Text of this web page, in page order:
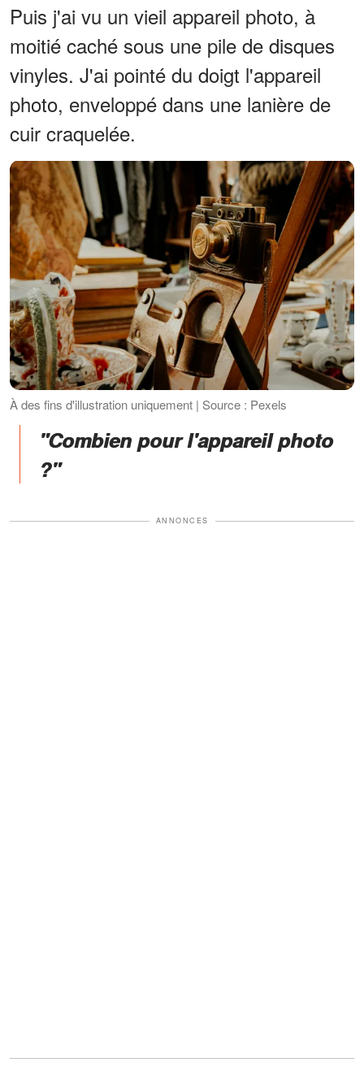
Puis j'ai vu un vieil appareil photo, à
moitié caché sous une pile de disques
vinyles. J'ai pointé du doigt l'appareil
photo, enveloppé dans une lanière de
cuir craquelée.
À des fins d'illustration uniquement | Source : Pexels
"Combien pour l'appareil photo
?"
ANNONCES